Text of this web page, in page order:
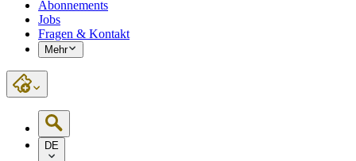
Abonnements
Jobs
Fragen & Kontakt
Mehr
DE